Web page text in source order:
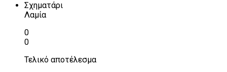
Σχηματάρι
Λαμία
0
0
Τελικό αποτέλεσμα